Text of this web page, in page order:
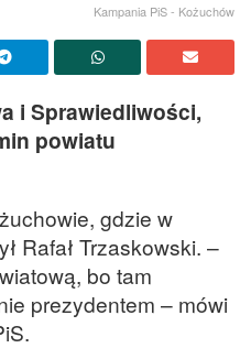
Kampania PiS - Kożuchów
i Sprawiedliwości,
powiatu
gdzie w
Rafał Trzaskowski. –
bo tam
prezydentem – mówi